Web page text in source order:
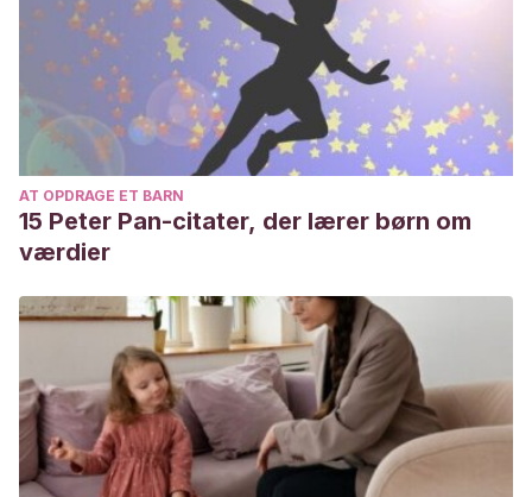
AT OPDRAGE ET BARN
15 Peter Pan-citater, der lærer børn om
værdier